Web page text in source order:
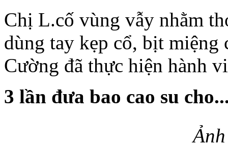
Chị L.cố vùng vẫy nhằm
dùng tay kẹp cổ, bịt miệng
Cường đã thực hiện hành
3 lần đưa bao cao su